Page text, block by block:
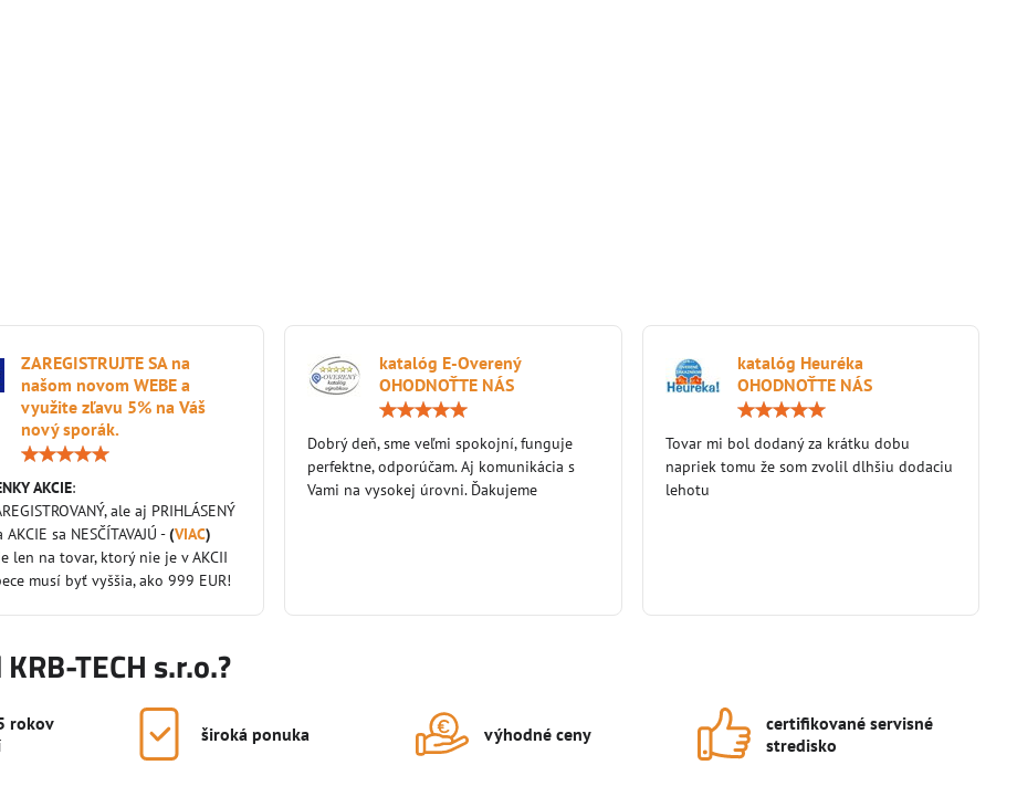
ZAREGISTRUJTE SA na
našom novom WEBE a
využite zľavu 5% na Váš
nový sporák.
5
AKCIE:
ale aj PRIHLÁSENÝ
sa NESČÍTAVAJÚ -(VIAC)
len na tovar, ktorý nie je v AKCII
musí byť vyššia, ako 999 EUR!
katalóg E-Overený
OHODNOŤTE NÁS
/
5
Dobrý deň, sme veľmi spokojní, funguje
perfektne, odporúčam. Aj komunikácia s
Vami na vysokej úrovni. Ďakujeme
katalóg Heuréka
OHODNOŤTE NÁS
/
5
Tovar mi bol dodaný za krátku dobu
napriek tomu že som zvolil dlhšiu dodaciu
lehotu
TECH s.r.o.?
rokov
široká ponuka výhodné ceny
certifikované servisné
stredisko